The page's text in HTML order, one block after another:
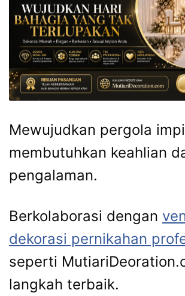
Mewujudkan pergola
membutuhkan keahlian
pengalaman.
Berkolaborasi dengan
dekorasi pernikahan
seperti
langkah terbaik.